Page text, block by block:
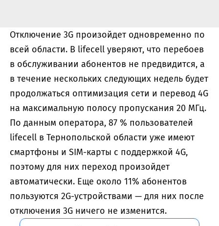
Отключение 3G произойдет одновременно по
всей области. В lifecell уверяют, что перебоев
в обслуживании абонентов не предвидится, а
в течение нескольких следующих недель будет
продолжаться оптимизация сети и перевод 4G
на максимальную полосу пропускания 20 МГц.
По данным оператора, 87 % пользователей
lifecell в Тернопольской области уже имеют
смартфоны и SIM-карты с поддержкой 4G,
поэтому для них переход произойдет
автоматически. Еще около 11% абонентов
пользуются 2G-устройствами — для них после
отключения 3G ничего не изменится.